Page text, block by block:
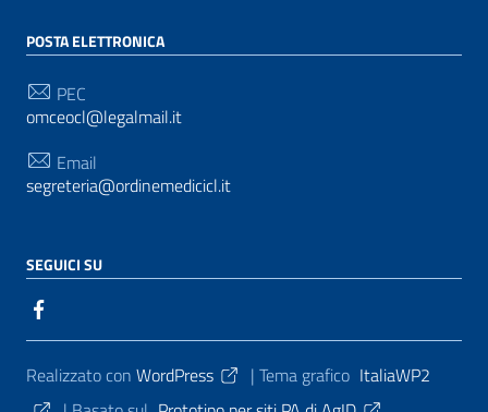
POSTA ELETTRONICA
PEC
omceocl@legalmail.it
Email
segreteria@ordinemedicicl.it
SEGUICI SU
Sezione Link Utili
Realizzato con WordPress | Tema grafico ItaliaWP2